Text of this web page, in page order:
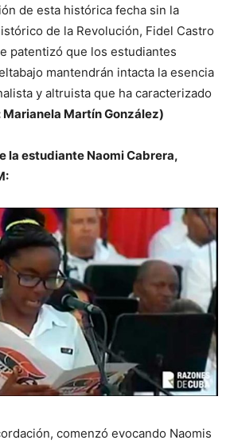
de esta histórica fecha sin la
de la Revolución, Fidel Castro
patentizó que los estudiantes
mantendrán intacta la esencia
y altruista que ha caracterizado
Marianela Martín González)
la estudiante Naomi Cabrera,
comenzó evocando Naomis